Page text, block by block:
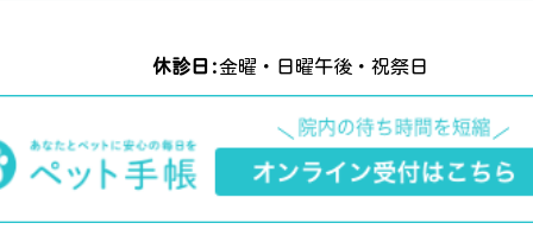
休診日:金曜・日曜午後・祝祭日